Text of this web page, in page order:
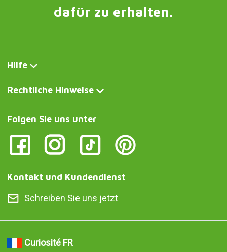
dafür zu erhalten.
Hilfe
Rechtliche Hinweise
Folgen Sie uns unter
Kontakt und Kundendienst
Schreiben Sie uns jetzt
Curiosité FR